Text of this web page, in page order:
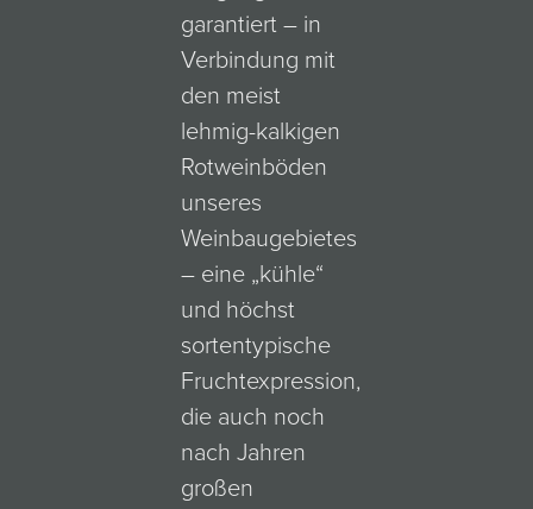
garantiert – in
Verbindung mit
den meist
lehmig-kalkigen
Rotweinböden
unseres
Weinbaugebietes
– eine „kühle“
und höchst
sortentypische
Fruchtexpression,
die auch noch
nach Jahren
großen